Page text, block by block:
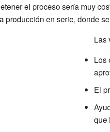
el proceso sería muy
producción en serie, donde
Las
Los
El
que